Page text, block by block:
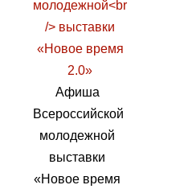
Афиша
Всероссийской
молодежной
выставки
«Новое время